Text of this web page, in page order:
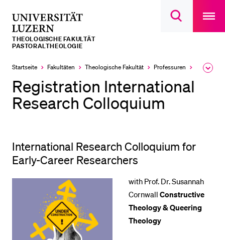
Suchdialog
main
THEOLOGISCHE FAKULTÄT
PASTORALTHEOLOGIE
Startseite Fakultäten Theologische Fakultät Professuren
Registration International
Research Colloquium
International Research Colloquium for
Early-Career Researchers
with Prof. Dr. Susannah
Cornwall Constructive
Theology & Queering
Theology
LETZTE SUCHEN
Sie haben noch keine Suche getätigt.
DIE UNI FÜR…
Schulklassen und Lehrpersonen
Studien­interessierte
Mitarbeitende
Stellensuchende
Förderer
Medien